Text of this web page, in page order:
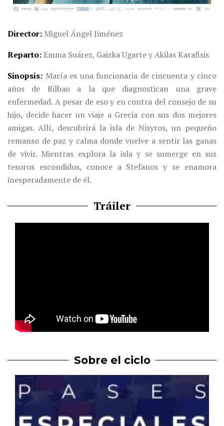
Director Miguel Ángel Jiménez
Reparto Emma Suárez, Gaizka Ugarte y Akilas Karafisis
Sinopsis María es una funcionaria de cincuenta y cinco
años de Bilbao a la que diagnostican una grave
enfermedad. A pesar de eso y en contra del consejo de su
hijo, decide hacer un viaje a Grecia con sus dos mejores
amigas. Allí, descubrirá la isla de Nisyros, un pequeño
remanso de paz y calma donde vuelve a sentir las ganas
de vivir. Mientras explora la isla y se sumerge en sus
tesoros escondidos, conoce a Stefanos y se enamora
inesperadamente de él.
Tráiler
Sobre el ciclo